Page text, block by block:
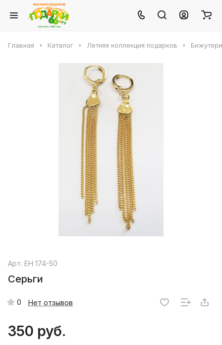
Главная Каталог Летняя коллекция подарков
Арт. EH 174-50
Серьги
0 Нет отзывов
350 руб.